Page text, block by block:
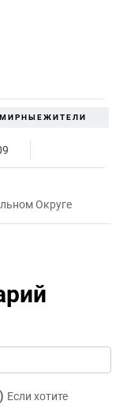
Округе
Если хотите